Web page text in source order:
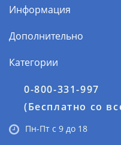
Информация
Дополнительно
Категории
0-800-331-997
(Бесплатно со
Пн-Пт с 9 до 18